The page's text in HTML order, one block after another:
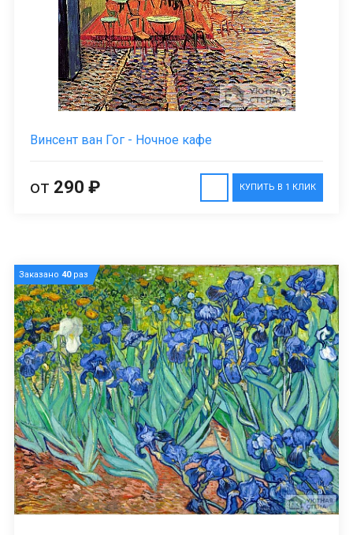
Винсент ван Гог - Ночное кафе
КУПИТЬ В 1 КЛИК
от 290 ₽
Заказано 40раз